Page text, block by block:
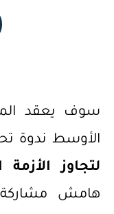
سوف يعقد
الأوسط ندوة
لتجاوز
هامش مشاركة